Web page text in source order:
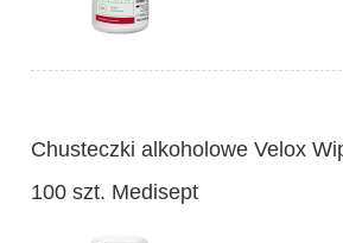
Chusteczki alkoholowe Velox
100 szt. Medisept